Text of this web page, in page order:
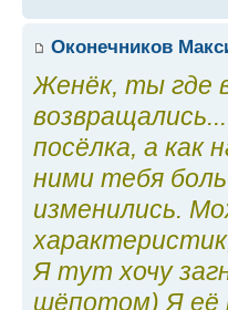
Оконечников
Женёк, ты где
посёлка, а как
ними тебя
изменились.
Я тут хочу
шёпотом) Я её